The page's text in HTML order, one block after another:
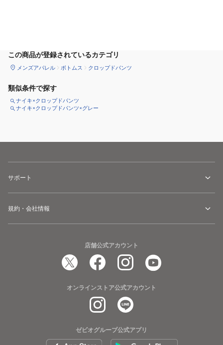
この商品が登録されているカテゴリ
メンズアパレル ボトムス クロップドパンツ
類似条件で探す
ナイキ×クロップドパンツ
ナイキ×クロップドパンツ×グレー
サポート
規約・会社情報
店舗公式アカウント
オンラインストア公式アカウント
ゼビオグループ公式アプリ